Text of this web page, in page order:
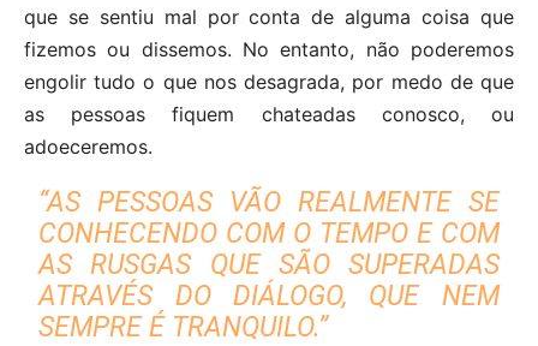
que se sentiu mal por conta de alguma coisa que
fizemos ou dissemos. No entanto, não poderemos
engolir tudo o que nos desagrada, por medo de que
as pessoas fiquem chateadas conosco, ou
adoeceremos.
“AS PESSOAS VÃO REALMENTE SE
CONHECENDO COM O TEMPO E COM
AS RUSGAS QUE SÃO SUPERADAS
ATRAVÉS DO DIÁLOGO, QUE NEM
SEMPRE É TRANQUILO.”